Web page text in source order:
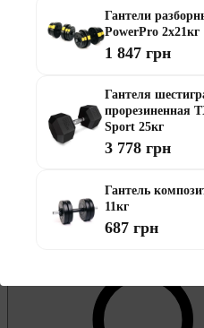
Гантели
PowerPro 2х21кг
1 847 грн
Гантеля
прорезиненная
Sport 25кг
3 778 грн
Гантель
11кг
687 грн